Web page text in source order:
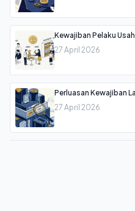
Kewajiban Pelaku
27 April 2026
Perluasan Kewajiban
27 April 2026